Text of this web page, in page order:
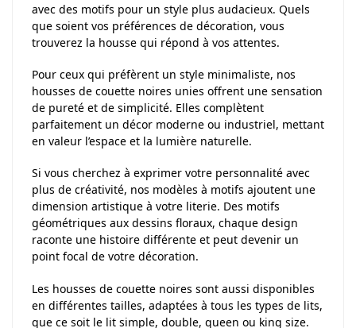
avec des motifs pour un style plus audacieux. Quels
que soient vos préférences de décoration, vous
trouverez la housse qui répond à vos attentes.
Pour ceux qui préfèrent un style minimaliste, nos
housses de couette noires unies offrent une sensation
de pureté et de simplicité. Elles complètent
parfaitement un décor moderne ou industriel, mettant
en valeur l’espace et la lumière naturelle.
Si vous cherchez à exprimer votre personnalité avec
plus de créativité, nos modèles à motifs ajoutent une
dimension artistique à votre literie. Des motifs
géométriques aux dessins floraux, chaque design
raconte une histoire différente et peut devenir un
point focal de votre décoration.
Les housses de couette noires sont aussi disponibles
en différentes tailles, adaptées à tous les types de lits,
que ce soit le lit simple, double, queen ou king size.